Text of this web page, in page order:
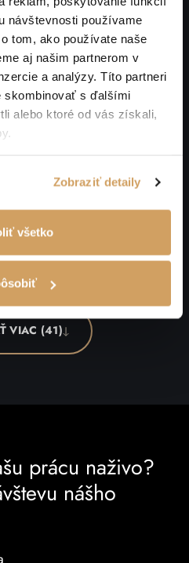
návštevnosti používame
tom, ako používate naše
aj našim partnerom v
a analýzy. Títo partneri
skombinovať s ďalšími
alebo ktoré od vás získali,
Zobraziť detaily
všetko
VIAC (41)
prácu naživo?
nášho